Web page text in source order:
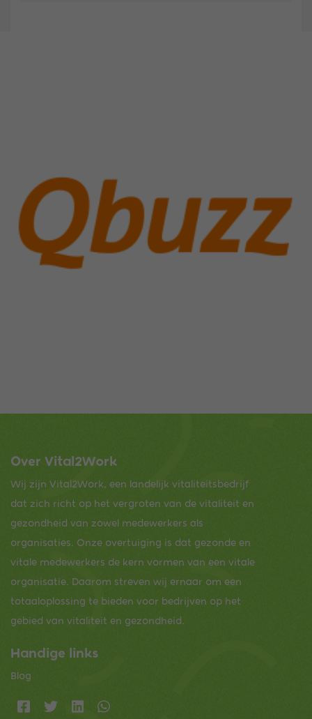
Over Vital2Work
Wij zijn Vital2Work, een landelijk vitaliteitsbedrijf
dat zich richt op het vergroten van de vitaliteit en
gezondheid van zowel medewerkers als
organisaties. Onze overtuiging is dat gezonde en
vitale medewerkers de kern vormen van een vitale
organisatie. Daarom streven wij ernaar om een
totaaloplossing te bieden voor bedrijven op het
gebied van vitaliteit en gezondheid.
Handige links
Blog